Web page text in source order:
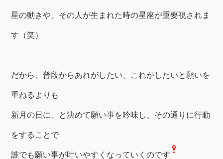
星の動きや、その人が生まれた時の星座が重要視されま
す（笑）
だから、普段からあれがしたい、これがしたいと願いを
重ねるよりも
新月の日に、と決めて願い事を吟味し、その通りに行動
をすることで
誰でも願い事が叶いやすくなっていくのです